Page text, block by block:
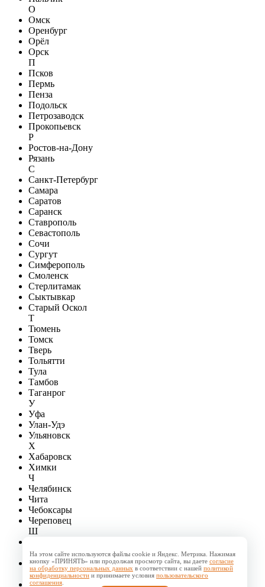
О
Омск
Оренбург
Орёл
Орск
П
Псков
Пермь
Пенза
Подольск
Петрозаводск
Прокопьевск
Р
Ростов-на-Дону
Рязань
С
Санкт-Петербург
Самара
Саратов
Саранск
Ставрополь
Севастополь
Сочи
Сургут
Симферополь
Смоленск
Стерлитамак
Сыктывкар
Старый Оскол
Т
Тюмень
Томск
Тверь
Тольятти
Тула
Тамбов
Таганрог
У
Уфа
Улан-Удэ
Ульяновск
Х
Хабаровск
Химки
Ч
Челябинск
Чита
Чебоксары
Череповец
Ш
Э
Энгельс
Ю
Южно-Сахалинск
На этом сайте используются файлы cookie и Яндекс. Метрика. Нажимая
кнопку «ПРИНЯТЬ» или продолжая просмотр сайта, вы даете согласие
на обработку персональных данных в соответствии с нашей политикой
конфиденциальности и принимаете условия пользовательского
соглашения